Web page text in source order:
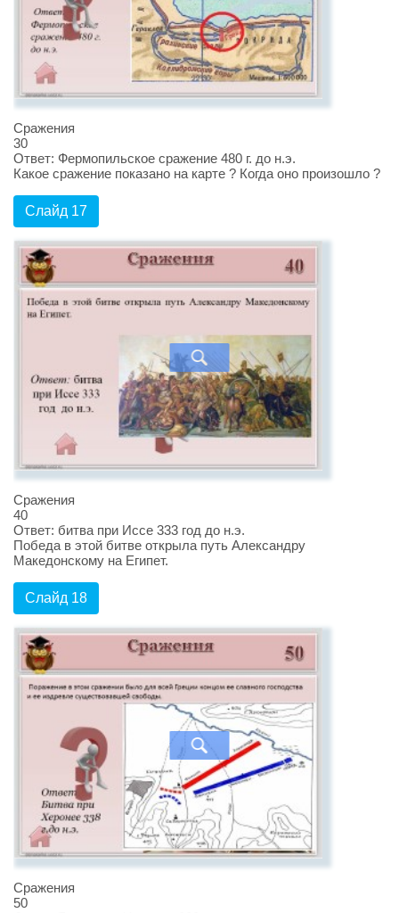
Сражения
30
Ответ: Фермопильское сражение 480 г. до н.э.
Какое сражение показано на карте ? Когда оно произошло ?
Слайд 17
Сражения
40
Ответ: битва при Иссе 333 год до н.э.
Победа в этой битве открыла путь Александру
Македонскому на Египет.
Слайд 18
Сражения
50